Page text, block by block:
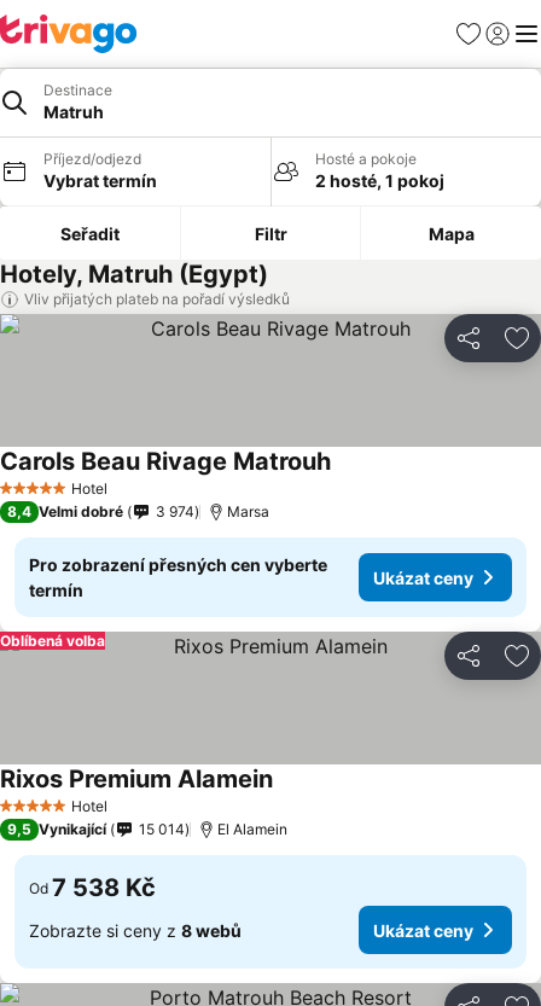
Oblíbené
Destinace
Matruh
Příjezd/odjezd
Vybrat termín
Hosté a pokoje
2 hosté, 1 pokoj
Seřadit Filtr Mapa
Hotely, Matruh (Egypt)
Vliv přijatých plateb na pořadí výsledků
Sdílet
5 Počet hvězdiček
Hotel
Carols Beau Rivage Matrouh
8,4 Velmi dobré 3 974 Marsa
Pro zobrazení přesných cen vyberte
termín
Ukázat ceny
Sdílet
Oblíbená volba
5 Počet hvězdiček
Hotel
Rixos Premium Alamein
9,5 Vynikající 15 014 El Alamein
Od 7 538 Kč
Zobrazte si ceny z 8 webů Ukázat ceny